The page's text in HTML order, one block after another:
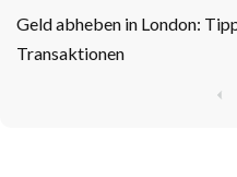
Geld abheben in London:
Transaktionen
P